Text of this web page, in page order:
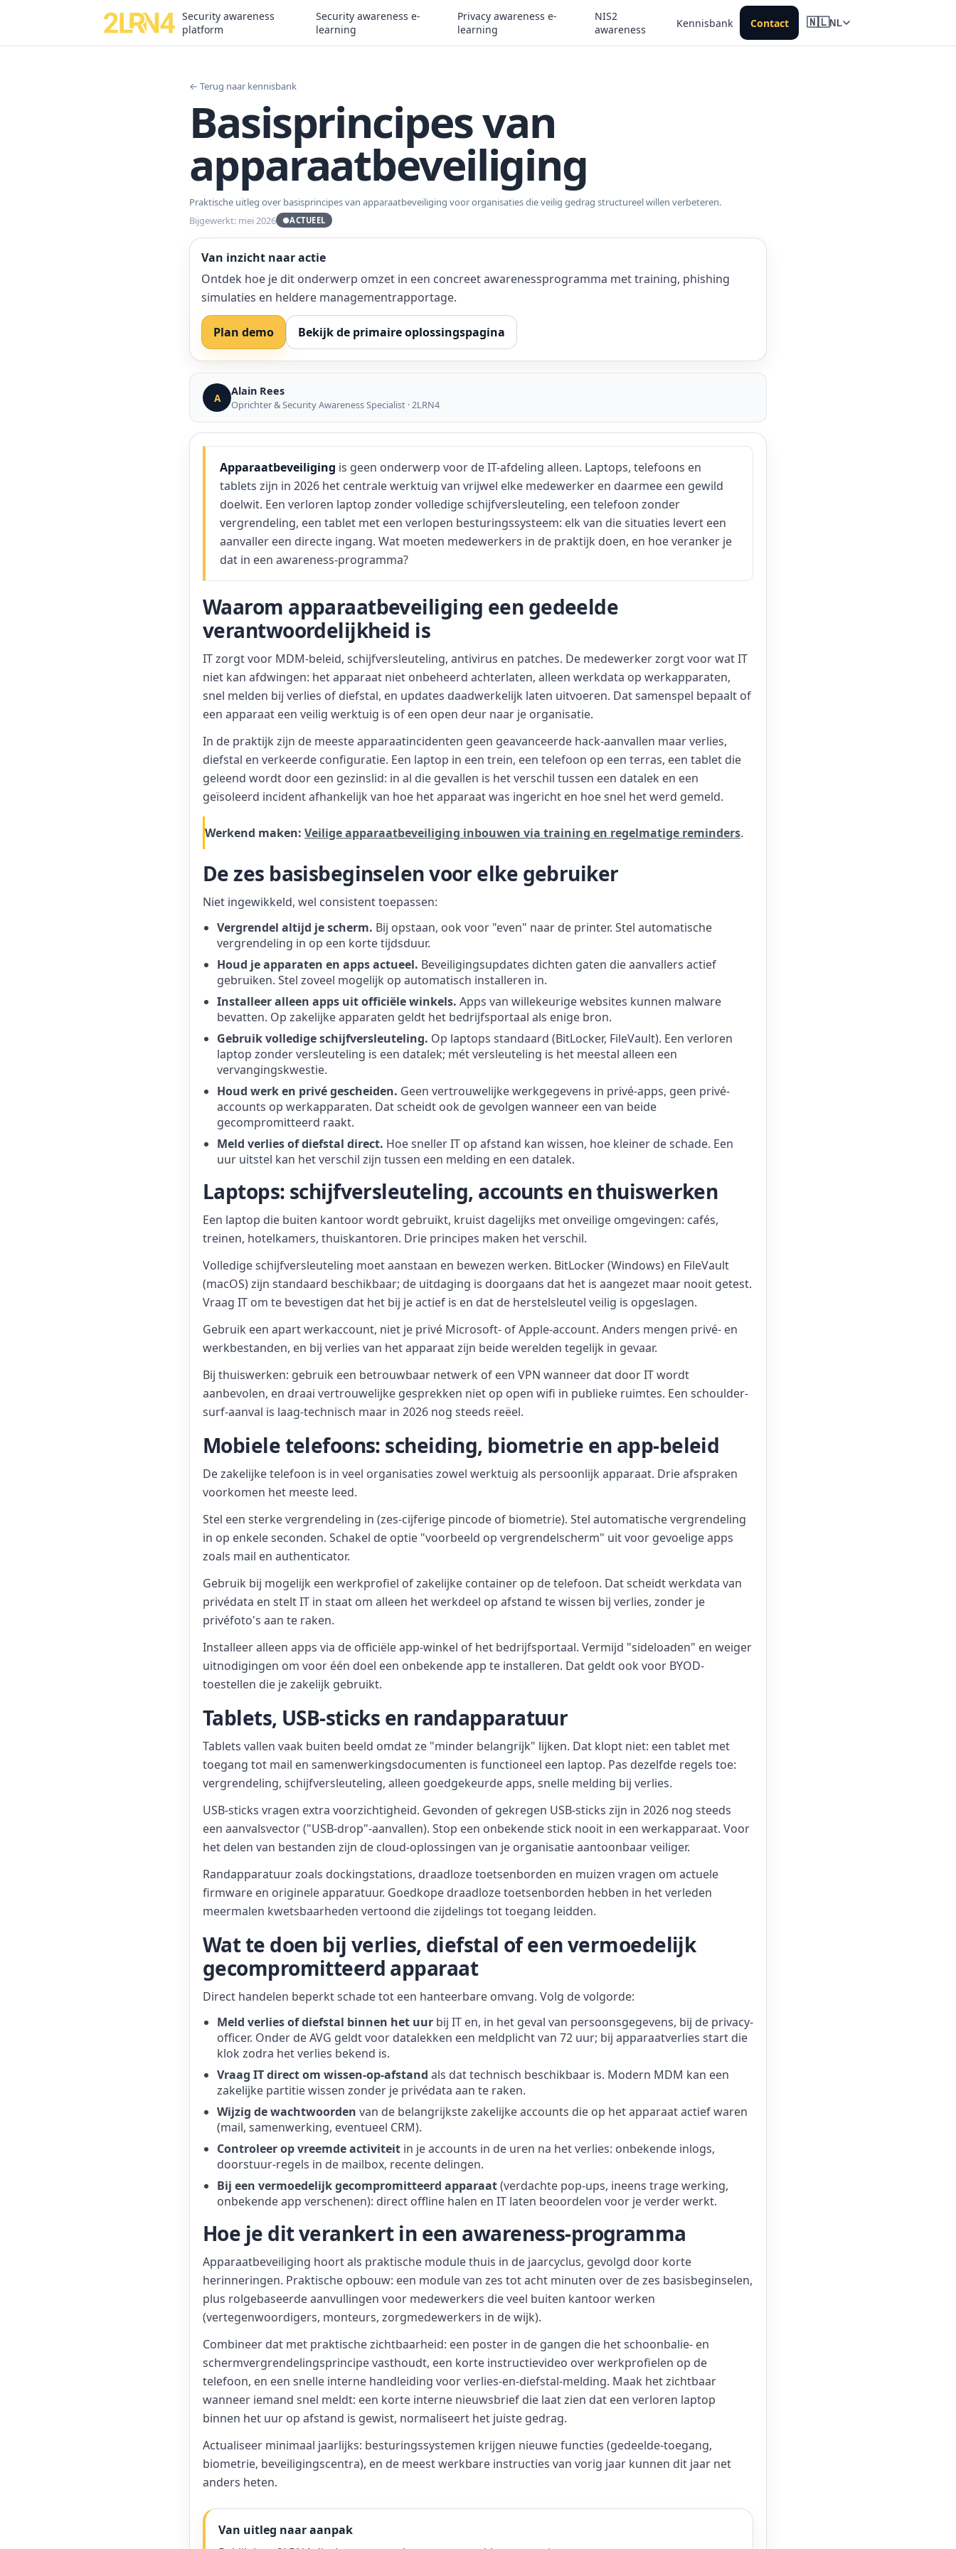
Security awareness
platform
Security awareness e-
learning
Privacy awareness e-
learning
NIS2
awareness
Kennisbank Contact 🇳🇱NL
← Terug naar kennisbank
Basisprincipes van
apparaatbeveiliging
Praktische uitleg over basisprincipes van apparaatbeveiliging voor organisaties die veilig gedrag structureel willen verbeteren.
Bijgewerkt: mei 2026
●ACTUEEL
Van inzicht naar actie
Ontdek hoe je dit onderwerp omzet in een concreet awarenessprogramma met training, phishing
simulaties en heldere managementrapportage.
Plan demo Bekijk de primaire oplossingspagina
A Alain Rees
Oprichter & Security Awareness Specialist · 2LRN4
Apparaatbeveiliging is geen onderwerp voor de IT-afdeling alleen. Laptops, telefoons en
tablets zijn in 2026 het centrale werktuig van vrijwel elke medewerker en daarmee een gewild
doelwit. Een verloren laptop zonder volledige schijfversleuteling, een telefoon zonder
vergrendeling, een tablet met een verlopen besturingssysteem: elk van die situaties levert een
aanvaller een directe ingang. Wat moeten medewerkers in de praktijk doen, en hoe veranker je
dat in een awareness-programma?
Waarom apparaatbeveiliging een gedeelde
verantwoordelijkheid is
IT zorgt voor MDM-beleid, schijfversleuteling, antivirus en patches. De medewerker zorgt voor wat IT
niet kan afdwingen: het apparaat niet onbeheerd achterlaten, alleen werkdata op werkapparaten,
snel melden bij verlies of diefstal, en updates daadwerkelijk laten uitvoeren. Dat samenspel bepaalt of
een apparaat een veilig werktuig is of een open deur naar je organisatie.
In de praktijk zijn de meeste apparaatincidenten geen geavanceerde hack-aanvallen maar verlies,
diefstal en verkeerde configuratie. Een laptop in een trein, een telefoon op een terras, een tablet die
geleend wordt door een gezinslid: in al die gevallen is het verschil tussen een datalek en een
geïsoleerd incident afhankelijk van hoe het apparaat was ingericht en hoe snel het werd gemeld.
Werkend maken: Veilige apparaatbeveiliging inbouwen via training en regelmatige reminders.
De zes basisbeginselen voor elke gebruiker
Niet ingewikkeld, wel consistent toepassen:
Vergrendel altijd je scherm. Bij opstaan, ook voor "even" naar de printer. Stel automatische
vergrendeling in op een korte tijdsduur.
Houd je apparaten en apps actueel. Beveiligingsupdates dichten gaten die aanvallers actief
gebruiken. Stel zoveel mogelijk op automatisch installeren in.
Installeer alleen apps uit officiële winkels. Apps van willekeurige websites kunnen malware
bevatten. Op zakelijke apparaten geldt het bedrijfsportaal als enige bron.
Gebruik volledige schijfversleuteling. Op laptops standaard (BitLocker, FileVault). Een verloren
laptop zonder versleuteling is een datalek; mét versleuteling is het meestal alleen een
vervangingskwestie.
Houd werk en privé gescheiden. Geen vertrouwelijke werkgegevens in privé-apps, geen privé-
accounts op werkapparaten. Dat scheidt ook de gevolgen wanneer een van beide
gecompromitteerd raakt.
Meld verlies of diefstal direct. Hoe sneller IT op afstand kan wissen, hoe kleiner de schade. Een
uur uitstel kan het verschil zijn tussen een melding en een datalek.
Laptops: schijfversleuteling, accounts en thuiswerken
Een laptop die buiten kantoor wordt gebruikt, kruist dagelijks met onveilige omgevingen: cafés,
treinen, hotelkamers, thuiskantoren. Drie principes maken het verschil.
Volledige schijfversleuteling moet aanstaan en bewezen werken. BitLocker (Windows) en FileVault
(macOS) zijn standaard beschikbaar; de uitdaging is doorgaans dat het is aangezet maar nooit getest.
Vraag IT om te bevestigen dat het bij je actief is en dat de herstelsleutel veilig is opgeslagen.
Gebruik een apart werkaccount, niet je privé Microsoft- of Apple-account. Anders mengen privé- en
werkbestanden, en bij verlies van het apparaat zijn beide werelden tegelijk in gevaar.
Bij thuiswerken: gebruik een betrouwbaar netwerk of een VPN wanneer dat door IT wordt
aanbevolen, en draai vertrouwelijke gesprekken niet op open wifi in publieke ruimtes. Een schoulder-
surf-aanval is laag-technisch maar in 2026 nog steeds reëel.
Mobiele telefoons: scheiding, biometrie en app-beleid
De zakelijke telefoon is in veel organisaties zowel werktuig als persoonlijk apparaat. Drie afspraken
voorkomen het meeste leed.
Stel een sterke vergrendeling in (zes-cijferige pincode of biometrie). Stel automatische vergrendeling
in op enkele seconden. Schakel de optie "voorbeeld op vergrendelscherm" uit voor gevoelige apps
zoals mail en authenticator.
Gebruik bij mogelijk een werkprofiel of zakelijke container op de telefoon. Dat scheidt werkdata van
privédata en stelt IT in staat om alleen het werkdeel op afstand te wissen bij verlies, zonder je
privéfoto's aan te raken.
Installeer alleen apps via de officiële app-winkel of het bedrijfsportaal. Vermijd "sideloaden" en weiger
uitnodigingen om voor één doel een onbekende app te installeren. Dat geldt ook voor BYOD-
toestellen die je zakelijk gebruikt.
Tablets, USB-sticks en randapparatuur
Tablets vallen vaak buiten beeld omdat ze "minder belangrijk" lijken. Dat klopt niet: een tablet met
toegang tot mail en samenwerkingsdocumenten is functioneel een laptop. Pas dezelfde regels toe:
vergrendeling, schijfversleuteling, alleen goedgekeurde apps, snelle melding bij verlies.
USB-sticks vragen extra voorzichtigheid. Gevonden of gekregen USB-sticks zijn in 2026 nog steeds
een aanvalsvector ("USB-drop"-aanvallen). Stop een onbekende stick nooit in een werkapparaat. Voor
het delen van bestanden zijn de cloud-oplossingen van je organisatie aantoonbaar veiliger.
Randapparatuur zoals dockingstations, draadloze toetsenborden en muizen vragen om actuele
firmware en originele apparatuur. Goedkope draadloze toetsenborden hebben in het verleden
meermalen kwetsbaarheden vertoond die zijdelings tot toegang leidden.
Wat te doen bij verlies, diefstal of een vermoedelijk
gecompromitteerd apparaat
Direct handelen beperkt schade tot een hanteerbare omvang. Volg de volgorde:
Meld verlies of diefstal binnen het uur bij IT en, in het geval van persoonsgegevens, bij de privacy-
officer. Onder de AVG geldt voor datalekken een meldplicht van 72 uur; bij apparaatverlies start die
klok zodra het verlies bekend is.
Vraag IT direct om wissen-op-afstand als dat technisch beschikbaar is. Modern MDM kan een
zakelijke partitie wissen zonder je privédata aan te raken.
Wijzig de wachtwoorden van de belangrijkste zakelijke accounts die op het apparaat actief waren
(mail, samenwerking, eventueel CRM).
Controleer op vreemde activiteit in je accounts in de uren na het verlies: onbekende inlogs,
doorstuur-regels in de mailbox, recente delingen.
Bij een vermoedelijk gecompromitteerd apparaat(verdachte pop-ups, ineens trage werking,
onbekende app verschenen): direct offline halen en IT laten beoordelen voor je verder werkt.
Hoe je dit verankert in een awareness-programma
Apparaatbeveiliging hoort als praktische module thuis in de jaarcyclus, gevolgd door korte
herinneringen. Praktische opbouw: een module van zes tot acht minuten over de zes basisbeginselen,
plus rolgebaseerde aanvullingen voor medewerkers die veel buiten kantoor werken
(vertegenwoordigers, monteurs, zorgmedewerkers in de wijk).
Combineer dat met praktische zichtbaarheid: een poster in de gangen die het schoonbalie- en
schermvergrendelingsprincipe vasthoudt, een korte instructievideo over werkprofielen op de
telefoon, en een snelle interne handleiding voor verlies-en-diefstal-melding. Maak het zichtbaar
wanneer iemand snel meldt: een korte interne nieuwsbrief die laat zien dat een verloren laptop
binnen het uur op afstand is gewist, normaliseert het juiste gedrag.
Actualiseer minimaal jaarlijks: besturingssystemen krijgen nieuwe functies (gedeelde-toegang,
biometrie, beveiligingscentra), en de meest werkbare instructies van vorig jaar kunnen dit jaar net
anders heten.
Van uitleg naar aanpak